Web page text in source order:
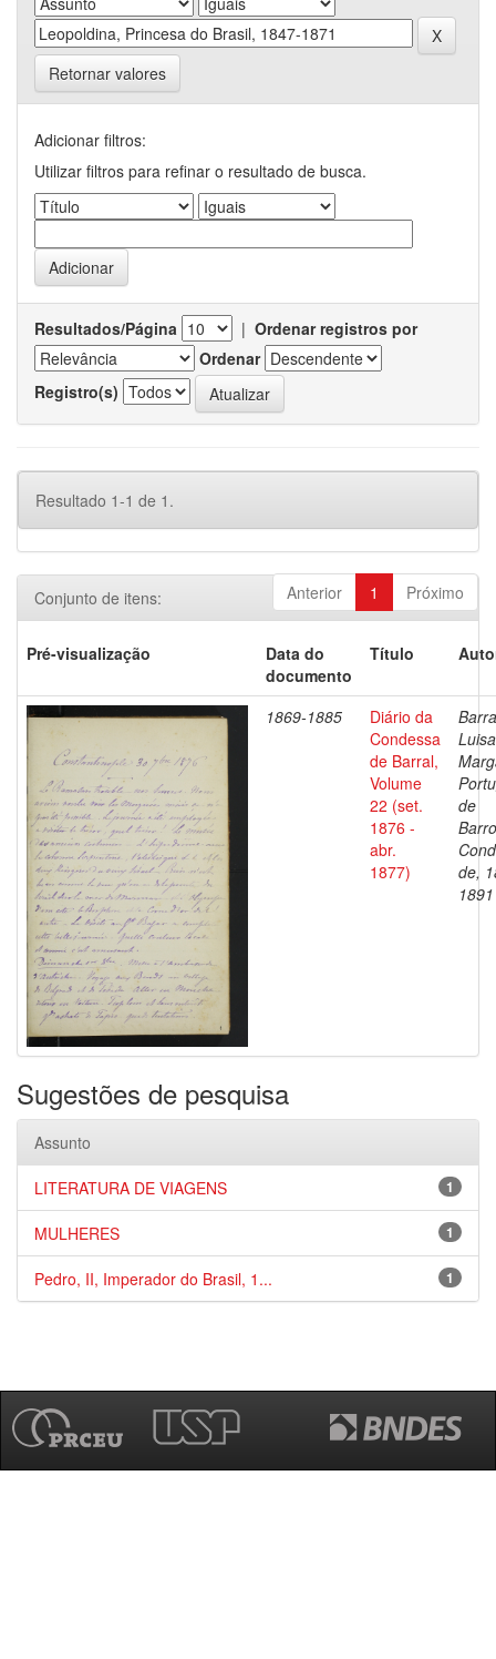
Retornar valores
Adicionar filtros:
Utilizar filtros para refinar o resultado de busca.
Resultados/Página | Ordenar registros por
Ordenar
Registro(s)
Resultado 1-1 de 1.
Anterior 1 Próximo
Conjunto de itens:
Pré-visualização
Data do
documento
Título
1869-1885
Diário da
Condessa
de Barral,
Volume
22 (set.
1876 -
abr.
1877)
Luisa
de
de,
1891
Sugestões de pesquisa
Assunto
1
LITERATURA DE VIAGENS
1
MULHERES
1
Pedro, II, Imperador do Brasil, 1...